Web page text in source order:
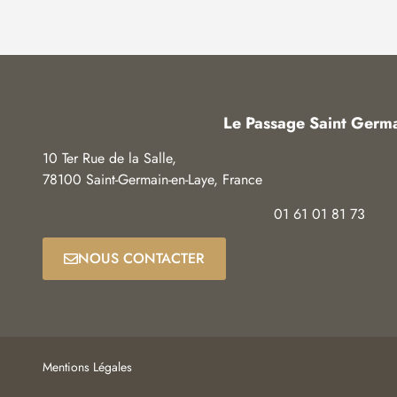
Le Passage Saint
10 Ter Rue de la Salle,
78100 Saint-Germain-en-Laye, France
01 61 01 81 73
NOUS CONTACTER
Mentions Légales